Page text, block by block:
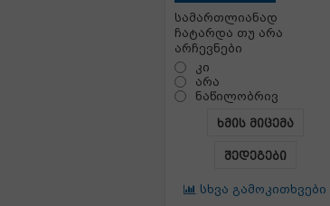
სამართლიანად
ჩატარდა თუ არა
არჩევნები
კი
არა
ნაწილობრივ
ხმის მიცემა
შედეგები
სხვა გამოკითხვები